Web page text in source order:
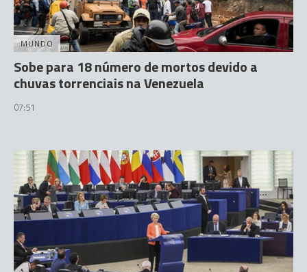
MUNDO
Sobe para 18 número de mortos devido a
chuvas torrenciais na Venezuela
07:51